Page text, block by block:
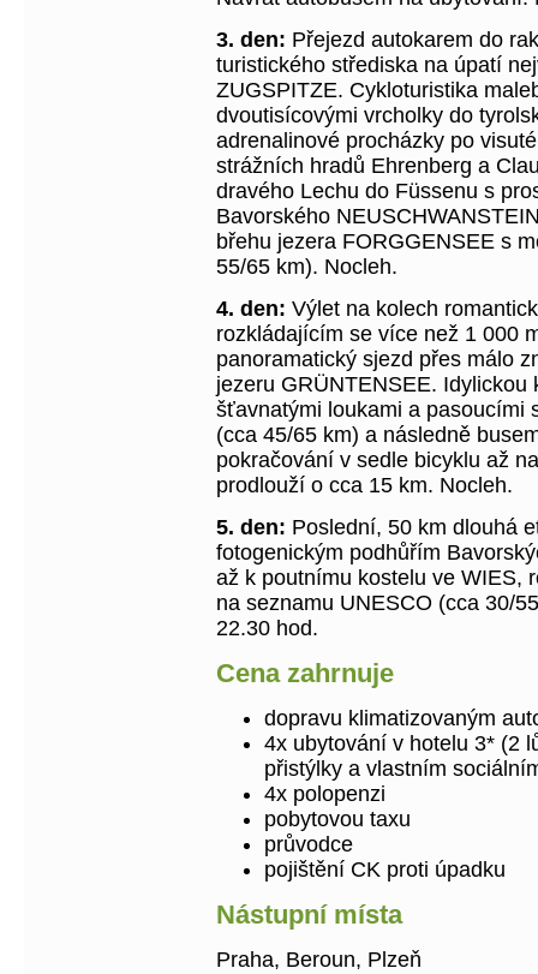
3. den: Přejezd autokarem do
turistického střediska na úpatí
ZUGSPITZE. Cykloturistika
dvoutisícovými vrcholky do
adrenalinové procházky po
strážních hradů Ehrenberg a
dravého Lechu do Füssenu s
Bavorského
břehu jezera FORGGENSEE s
55/65 km). Nocleh.
4. den: Výlet na kolech
rozkládajícím se více než 1 000
panoramatický sjezd přes málo
jezeru GRÜNTENSEE. Idylickou
šťavnatými loukami a pasoucími
(cca 45/65 km) a následně
pokračování v sedle bicyklu až
prodlouží o cca 15 km. Nocleh.
5. den: Poslední, 50 km dlouhá
fotogenickým podhůřím
až k poutnímu kostelu ve WIES,
na seznamu UNESCO (cca 30/
22.30 hod.
Cena zahrnuje
dopravu klimatizovaným
4x ubytování v hotelu 3* (2
přistýlky a vlastním
4x polopenzi
pobytovou taxu
průvodce
pojištění CK proti úpadku
Nástupní místa
Praha, Beroun, Plzeň